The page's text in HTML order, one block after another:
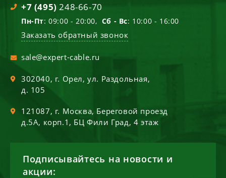
+7 (495) 248-66-70
Пн-Пт: 09:00 - 20:00, Сб - Вс: 10:00 - 16:00
Заказать обратный звонок
sale@expert-cable.ru
302040, г. Орел,ул. Раздольная,
д. 105
121087, г. Москва, Береговой проезд
д.5А, корп.1, БЦ Фили Град, 4 этаж
Подписывайтесь на новости и
акции: